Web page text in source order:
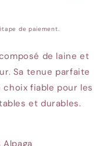
de paiement.
de laine et
Sa tenue parfaite
fiable pour les
et durables.
Alpaga